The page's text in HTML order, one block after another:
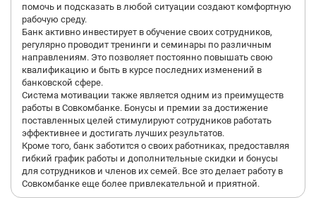
помочь и подсказать в любой ситуации создают комфортную
рабочую среду.
Банк активно инвестирует в обучение своих сотрудников,
регулярно проводит тренинги и семинары по различным
направлениям. Это позволяет постоянно повышать свою
квалификацию и быть в курсе последних изменений в
банковской сфере.
Система мотивации также является одним из преимуществ
работы в Совкомбанке. Бонусы и премии за достижение
поставленных целей стимулируют сотрудников работать
эффективнее и достигать лучших результатов.
Кроме того, банк заботится о своих работниках, предоставляя
гибкий график работы и дополнительные скидки и бонусы
для сотрудников и членов их семей. Все это делает работу в
Совкомбанке еще более привлекательной и приятной.